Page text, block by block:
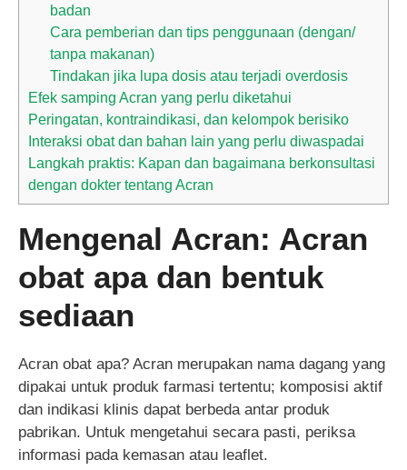
badan
Cara pemberian dan tips penggunaan (dengan/
tanpa makanan)
Tindakan jika lupa dosis atau terjadi overdosis
Efek samping Acran yang perlu diketahui
Peringatan, kontraindikasi, dan kelompok berisiko
Interaksi obat dan bahan lain yang perlu diwaspadai
Langkah praktis: Kapan dan bagaimana berkonsultasi
dengan dokter tentang Acran
Mengenal Acran: Acran
obat apa dan bentuk
sediaan
Acran obat apa? Acran merupakan nama dagang yang
dipakai untuk produk farmasi tertentu; komposisi aktif
dan indikasi klinis dapat berbeda antar produk
pabrikan. Untuk mengetahui secara pasti, periksa
informasi pada kemasan atau leaflet.